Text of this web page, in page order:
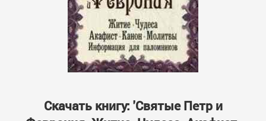
Скачать книгу: 'Святые Петр и